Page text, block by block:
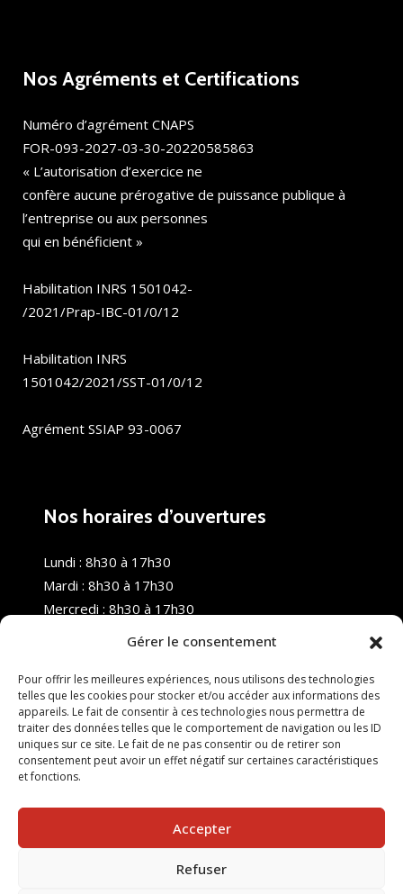
Gérer le consentement
Pour offrir les meilleures expériences, nous utilisons des technologies
telles que les cookies pour stocker et/ou accéder aux informations des
appareils. Le fait de consentir à ces technologies nous permettra de
traiter des données telles que le comportement de navigation ou les ID
uniques sur ce site. Le fait de ne pas consentir ou de retirer son
consentement peut avoir un effet négatif sur certaines caractéristiques
et fonctions.
Accepter
Refuser
Nos Agréments et Certifications
Numéro d’agrément CNAPS
FOR-093-2027-03-30-20220585863
« L’autorisation d’exercice ne
confère aucune prérogative de puissance publique à
l’entreprise ou aux personnes
qui en bénéficient »
Habilitation INRS 1501042-
/2021/Prap-IBC-01/0/12
Habilitation INRS
1501042/2021/SST-01/0/12
Agrément SSIAP 93-0067
Nos horaires d’ouvertures
Lundi : 8h30 à 17h30
Mardi : 8h30 à 17h30
Mercredi : 8h30 à 17h30
Samedi : Fermé
Dimanche : Fermé
© 2025 Nouvel R Formation - TOUS DROITS RÉSERVÉS -